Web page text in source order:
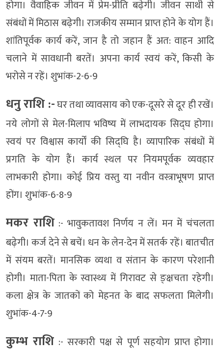
होगा। वैवाहिक जीवन में प्रेम-प्रीति बढ़ेगी। जीवन साथी से
संबंधों में मिठास बढ़ेगी। राजकीय सम्मान प्राप्त होने के योग हैं।
शांतिपूर्वक कार्य करें, जान है तो जहान हैं अत: वाहन आदि
चलाने में सावधानी बरतें। अपना कार्य स्वयं करें, किसी के
भरोसे न रहें। शुभांक-2-6-9
धनु राशि :-घर तथा व्यावसाय को एक-दूसरे से दूर ही रखें।
नये लोगों से मेल-मिलाप भविष्य में लाभदायक सिद्घ होगा।
स्वयं पर विश्वास कार्यों की सिद्घि है। व्यापारिक संबंधों में
प्रगति के योग हैं। कार्य स्थल पर नियमपूर्वक व्यवहार
लाभकारी होगा। कोई प्रिय वस्तु या नवीन वस्त्राभूषण प्राप्त
होंग। शुभांक-6-8-9
मकर राशि :- भावुकतावश निर्णय न लें। मन में चंचलता
बढ़ेगी। कर्ज देने से बचें। धन के लेन-देन में सतर्क रहें। बातचीत
में संयम बरतें। मानसिक व्यथा व संतान के कारण परेशानी
होगी। माता-पिता के स्वास्थ्य में गिरावट से ङ्क्षचता रहेगी।
कला क्षेत्र के जातकों को मेहनत के बाद सफलता मिलेगी।
शुभांक-4-7-9
कुम्भ राशि :- सरकारी पक्ष से पूर्ण सहयोग प्राप्त होगा।